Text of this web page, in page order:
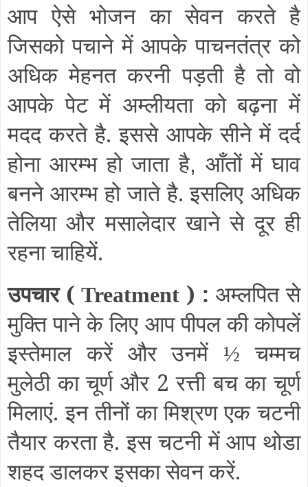
आप ऐसे भोजन का सेवन करते है
जिसको पचाने में आपके पाचनतंत्र को
अधिक मेहनत करनी पड़ती है तो वो
आपके पेट में अम्लीयता को बढ़ना में
मदद करते है. इससे आपके सीने में दर्द
होना आरम्भ हो जाता है, आँतों में घाव
बनने आरम्भ हो जाते है. इसलिए अधिक
तेलिया और मसालेदार खाने से दूर ही
रहना चाहियें.
उपचार ( Treatment ) : अम्लपित से
मुक्ति पाने के लिए आप पीपल की कोपलें
इस्तेमाल करें और उनमें
½
चम्मच
मुलेठी का चूर्ण और 2 रत्ती बच का चूर्ण
मिलाएं. इन तीनों का मिश्रण एक चटनी
तैयार करता है. इस चटनी में आप थोडा
शहद डालकर इसका सेवन करें.